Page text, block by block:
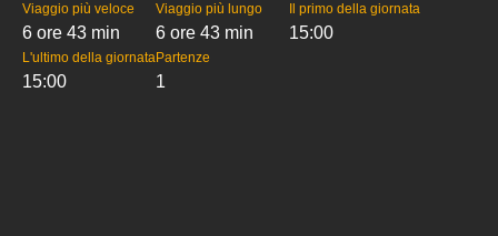
Viaggio più veloce
6 ore 43 min
Viaggio più lungo
6 ore 43 min
Il primo della giornata
15:00
L'ultimo della giornata
15:00
Partenze
1